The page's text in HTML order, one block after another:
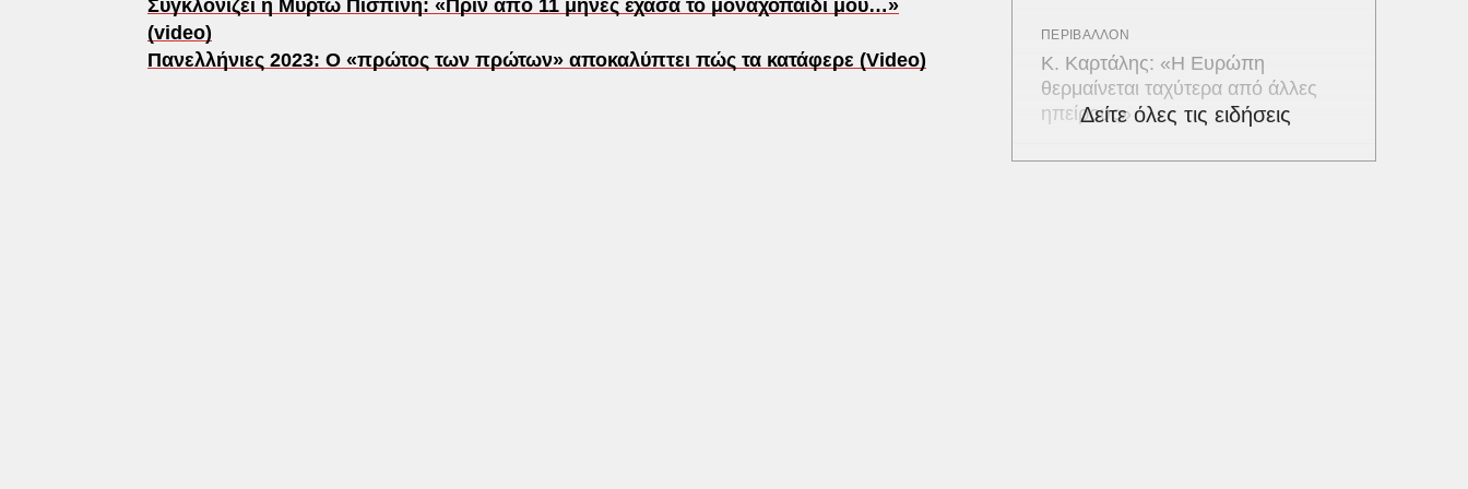
Συγκλονίζει η Μυρτώ Πισπινή: «Πριν από 11 μήνες έχασα το μοναχοπαίδι μου…»
(video)
Πανελλήνιες 2023: Ο «πρώτος των πρώτων» αποκαλύπτει πώς τα κατάφερε (Video)
ΠΕΡΙΒΑΛΛΟΝ
Κ. Καρτάλης: «Η Ευρώπη
θερμαίνεται ταχύτερα από άλλες
ηπείρους»
Δείτε όλες τις ειδήσεις